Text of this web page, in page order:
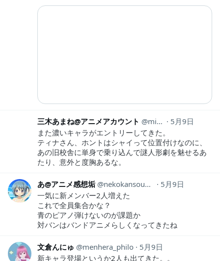
三木あまね@アニメアカウント mikianimeaka
5月9日
また濃いキャラがエントリーしてきた。
ティナさん、ホントはシャイって位置付けなのに、
あの旧校舎に単身で乗り込んで謎人形劇を魅せるあ
たり、意外と度胸あるな。
あ@アニメ感想垢 nekokansouyox
5月9日
一気に新メンバー2人増えた
これで全員集合かな？
青のピアノ弾けないのが課題か
対バンはバンドアニメらしくなってきたね
文倉んにゅ menhera_philo
5月9日
新キャラ登場というか2人も出てきた。。